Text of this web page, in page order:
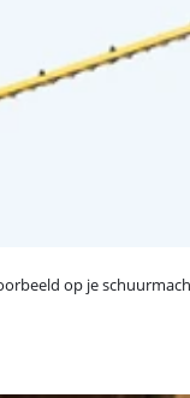
op je